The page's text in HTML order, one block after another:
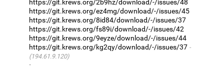
https://git.krews.org/2b9hz/download/-/issues/48
https://git.krews.org/ez4mg/download/-/issues/45
https://git.krews.org/8id84/download/-/issues/37
https://git.krews.org/fs89i/download/-/issues/42
https://git.krews.org/9eyze/download/-/issues/44
https://git.krews.org/kg2qy/download/-/issues/37
(194.61.9.120)
·